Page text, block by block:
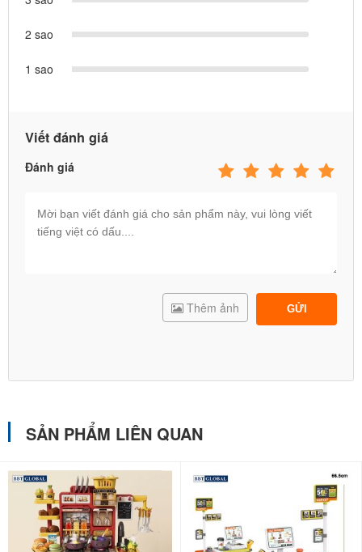
2 sao
1 sao
Viết đánh giá
Đánh giá
GỬI
Thêm ảnh
SẢN PHẨM LIÊN QUAN